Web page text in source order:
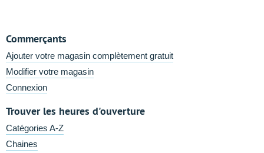
Commerçants
Ajouter votre magasin complètement gratuit
Modifier votre magasin
Connexion
Trouver les heures d'ouverture
Catégories A-Z
Chaines